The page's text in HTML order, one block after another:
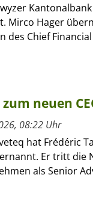
Mirco Hager
des Chief
neuen
08:22 Uhr
hat Frédéric
Er tritt die
als Senior